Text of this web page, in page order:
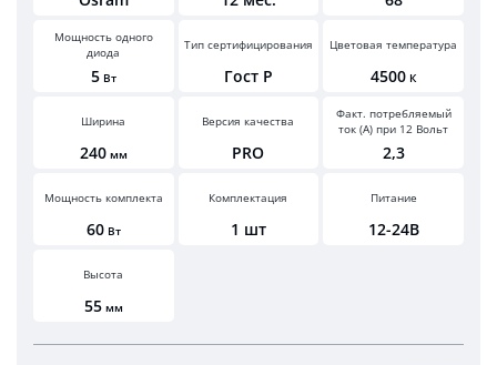
Мощность одного
диода
5 Вт
Тип сертифицирования
Гост Р
Цветовая температура
4500 К
Ширина
240 мм
Версия качества
PRO
Факт. потребляемый
ток (А) при 12 Вольт
2,3
Мощность комплекта
60 Вт
Комплектация
1 шт
Питание
12-24В
Высота
55 мм